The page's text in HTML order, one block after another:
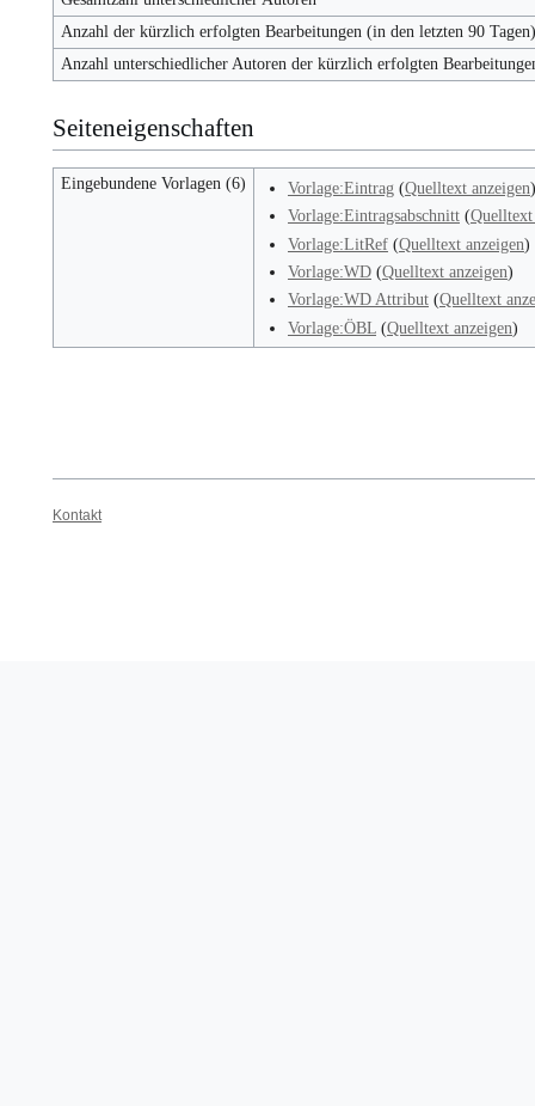
Anzahl der kürzlich erfolgten Bearbeitungen (in den letzten 90 Tagen)
Anzahl unterschiedlicher Autoren der kürzlich erfolgten
Seiteneigenschaften
Eingebundene Vorlagen (6) Vorlage:Eintrag(Quelltext anzeigen)
Vorlage:Eintragsabschnitt(Quelltext
Vorlage:LitRef(Quelltext anzeigen)
Vorlage:WD(Quelltext anzeigen)
Vorlage:WD Attribut(Quelltext
Vorlage:ÖBL(Quelltext anzeigen)
Kontakt